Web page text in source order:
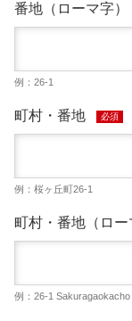
番地（ローマ字）
例：26-1
町村・番地 必須
例：桜ヶ丘町26-1
町村・番地（ロー
例：26-1 Sakuragaokacho